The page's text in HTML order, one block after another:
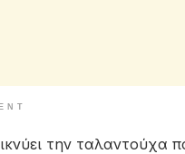
την ταλαντούχα